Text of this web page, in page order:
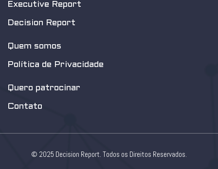
Executive Report
Decision Report
Quem somos
Política de Privacidade
Quero patrocinar
Contato
© 2025 Decision Report. Todos os Direitos Reservados.